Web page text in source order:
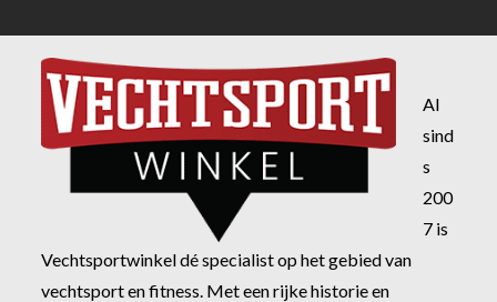
Al
sind
s
200
7 is
Vechtsportwinkel dé specialist op het gebied van
vechtsport en fitness. Met een rijke historie en